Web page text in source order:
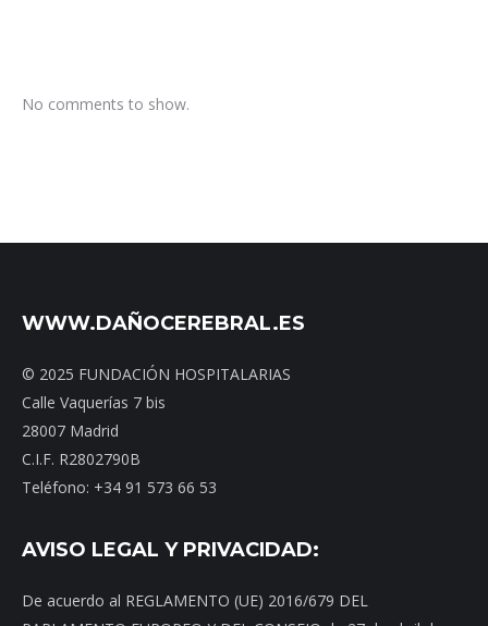
No comments to show.
WWW.DAÑOCEREBRAL.ES
© 2025 FUNDACIÓN HOSPITALARIAS
Calle Vaquerías 7 bis
28007 Madrid
C.I.F. R2802790B
Teléfono: +34 91 573 66 53
AVISO LEGAL Y PRIVACIDAD:
De acuerdo al REGLAMENTO (UE) 2016/679 DEL